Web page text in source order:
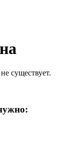
существует.